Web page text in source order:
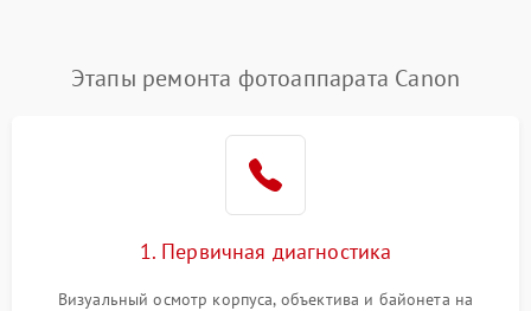
Этапы ремонта фотоаппарата Canon
1. Первичная диагностика
Визуальный осмотр корпуса, объектива и байонета на